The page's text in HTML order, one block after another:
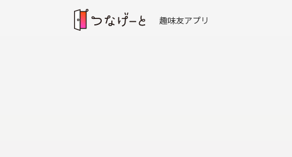
趣味友アプリ